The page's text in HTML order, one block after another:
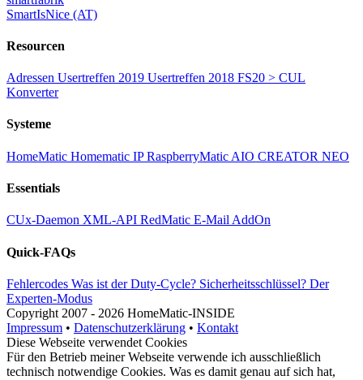
SmartIsNice (AT)
Resourcen
Adressen Usertreffen 2019 Usertreffen 2018 FS20 > CUL
Konverter
Systeme
HomeMatic Homematic IPRaspberryMatic AIO CREATOR NEO
Essentials
CUx-Daemon XML-API RedMatic E-Mail AddOn
Quick-FAQs
Fehlercodes Was ist der Duty-Cycle? Sicherheitsschlüssel? Der
Experten-Modus
Copyright 2007 - 2026 HomeMatic-INSIDE
Impressum • Datenschutzerklärung • Kontakt
Diese Webseite verwendet Cookies
Für den Betrieb meiner Webseite verwende ich ausschließlich
technisch notwendige Cookies. Was es damit genau auf sich hat,